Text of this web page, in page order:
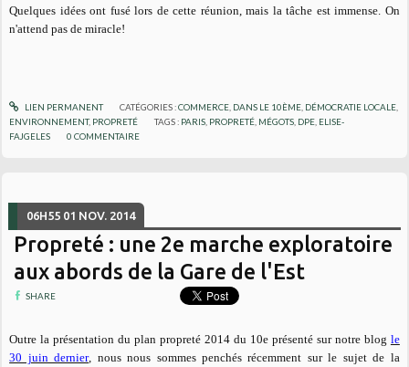
Quelques idées ont fusé lors de cette réunion, mais la tâche est immense. On
n'attend pas de miracle!
LIEN PERMANENT CATÉGORIES :COMMERCE, DANS LE 10ÈME, DÉMOCRATIE LOCALE,
ENVIRONNEMENT, PROPRETÉ TAGS : PARIS PROPRETÉ MÉGOTS DPE ELISE-
FAJGELES
0 COMMENTAIRE
06H55 01 NOV. 2014
Propreté : une 2e marche exploratoire
aux abords de la Gare de l'Est
SHARE
Outre la présentation du plan propreté 2014 du 10e présenté sur notre blog le
30 juin dernier, nous nous sommes penchés récemment sur le sujet de la